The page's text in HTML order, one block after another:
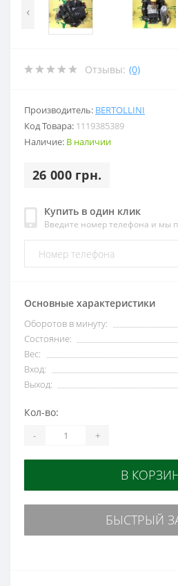
‹
Отзывы: (0)
Производитель: BERTOLLINI
Код Товара: 1119385389
Наличие: В наличии
26 000 грн.
Купить в один клик
Введите номер телефона и мы
Основные характеристики
Оборотов в минуту:
Состояние:
Вес:
Вход:
Выход:
Кол-во:
- +
В
БЫСТРЫЙ